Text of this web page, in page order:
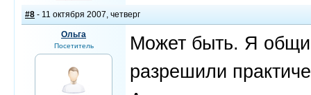
#8 - 11 октября 2007, четверг
Ольга
Посетитель
Может быть. Я
разрешили